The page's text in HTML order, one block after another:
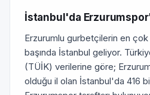
İstanbul'da
Erzurumlu gurbetçilerin en
başında İstanbul geliyor.
(TÜİK) verilerine göre;
olduğu il olan İstanbul'da 416